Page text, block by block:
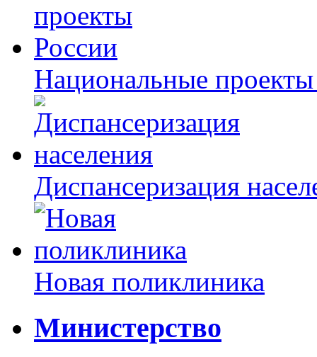
Национальные
Диспансеризация
Новая поликлиника
Министерство